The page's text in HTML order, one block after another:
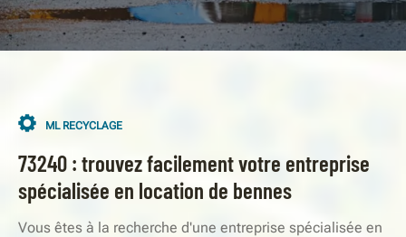
ML RECYCLAGE
73240 : trouvez facilement votre entreprise
spécialisée en location de bennes
Vous êtes à la recherche d'une entreprise spécialisée en